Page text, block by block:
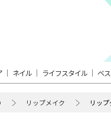
ネイル ライフスタイル ベ
リップメイク リッ